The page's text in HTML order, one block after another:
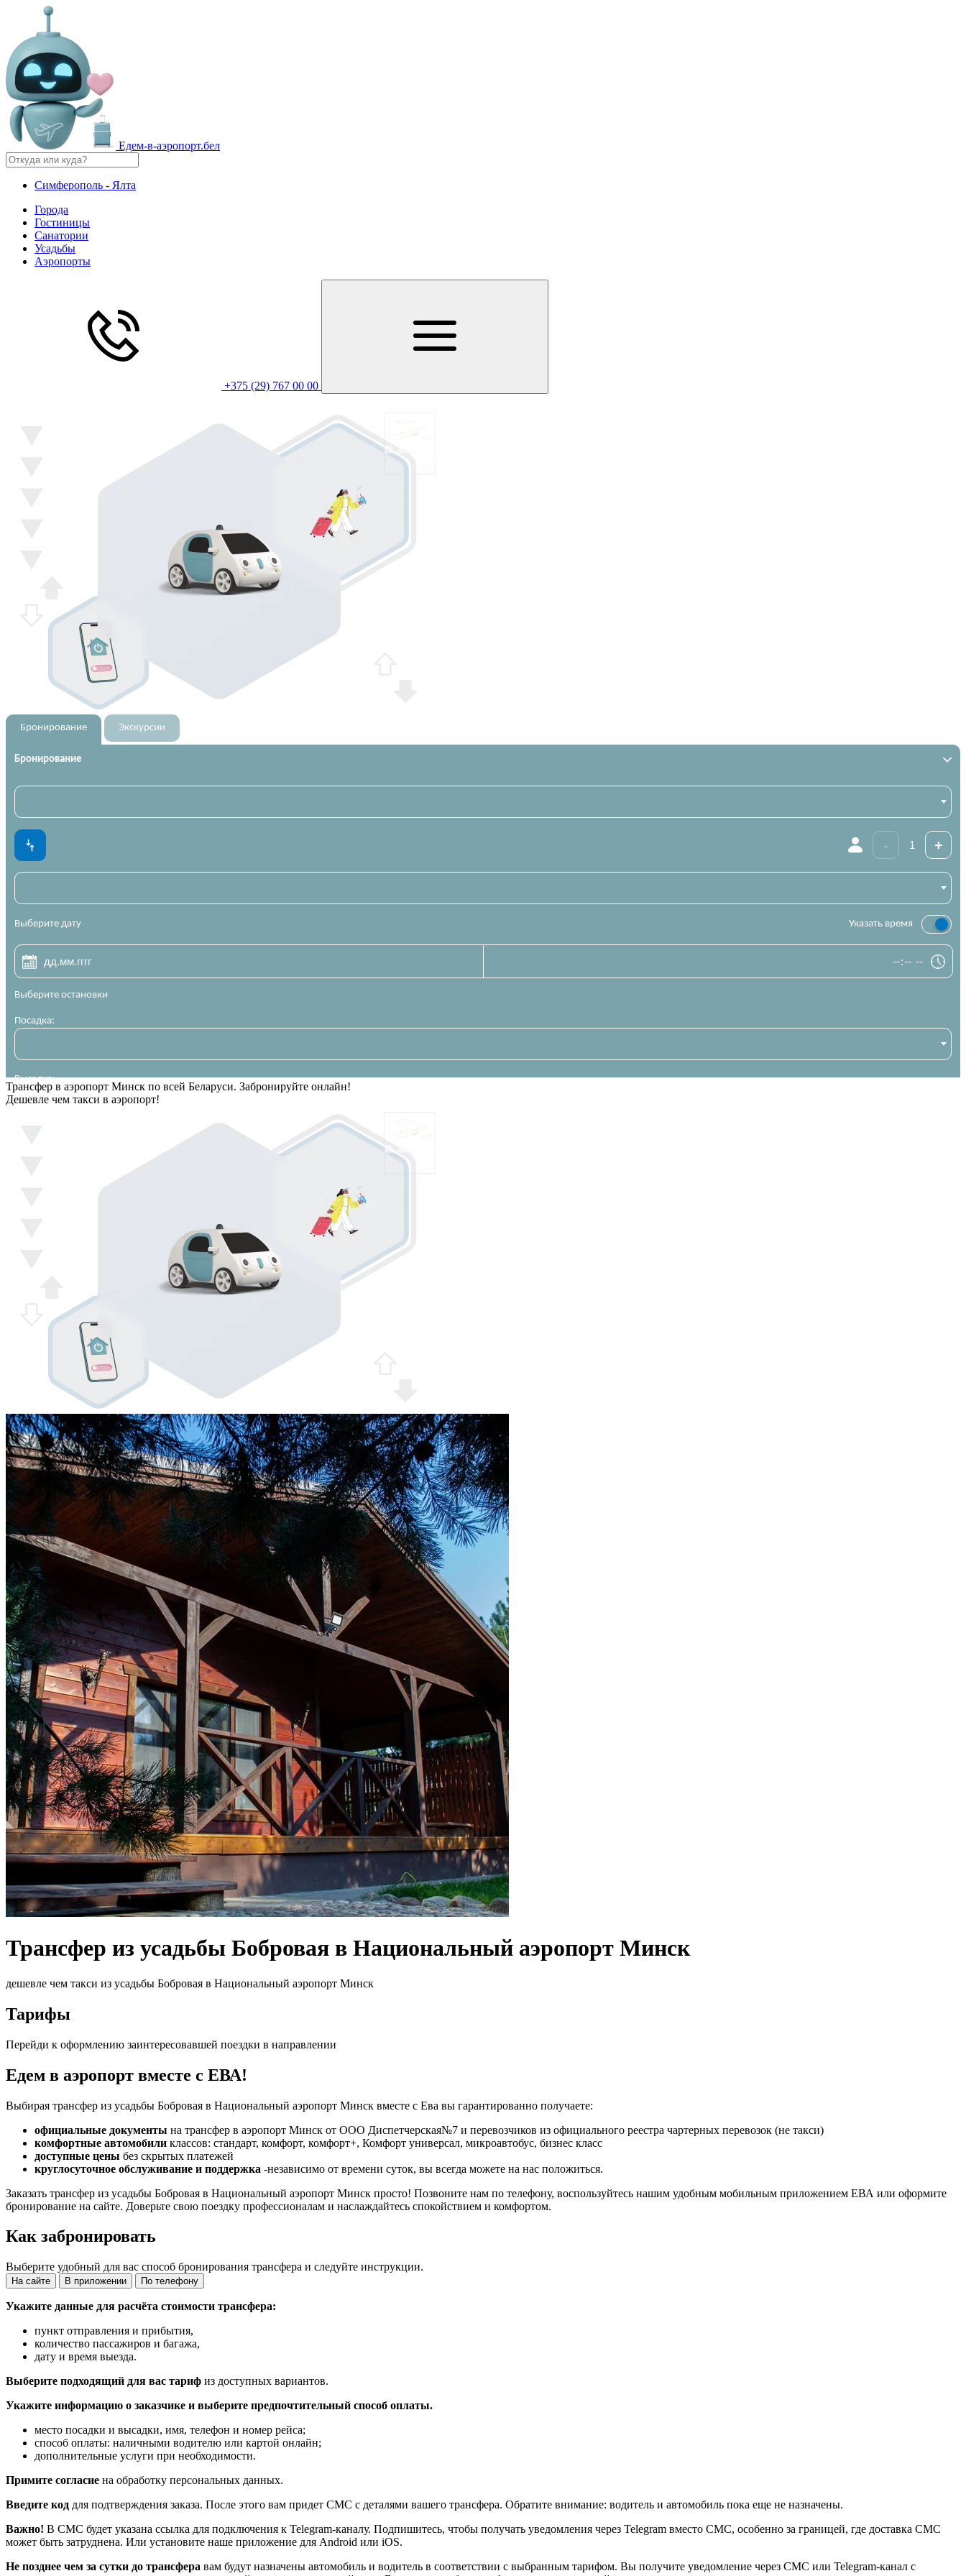
Едем-в-аэропорт.бел
Симферополь - Ялта
Города
Гостиницы
Санатории
Усадьбы
Аэропорты
+375 (29) 767 00 00
Трансфер в аэропорт Минск по всей Беларуси. Забронируйте онлайн!
Дешевле чем такси в аэропорт!
Трансфер из усадьбы Бобровая в Национальный аэропорт Минск
дешевле чем такси из усадьбы Бобровая в Национальный аэропорт Минск
Тарифы
Перейди к оформлению заинтересовавшей поездки в направлении
Едем в аэропорт вместе с ЕВА!
Выбирая трансфер из усадьбы Бобровая в Национальный аэропорт Минск вместе с Ева вы гарантированно получаете:
официальные документы на трансфер в аэропорт Минск от ООО Диспетчерская№7 и перевозчиков из официального реестра чартерных перевозок (не такси)
комфортные автомобили классов: стандарт, комфорт, комфорт+, Комфорт универсал, микроавтобус, бизнес класс
доступные цены без скрытых платежей
круглосуточное обслуживание и поддержка -независимо от времени суток, вы всегда можете на нас положиться.
Заказать трансфер из усадьбы Бобровая в Национальный аэропорт Минск просто! Позвоните нам по телефону, воспользуйтесь нашим удобным мобильным приложением ЕВА или оформите
бронирование на сайте. Доверьте свою поездку профессионалам и наслаждайтесь спокойствием и комфортом.
Как забронировать
Выберите удобный для вас способ бронирования трансфера и следуйте инструкции.
На сайте В приложении По телефону
Укажите данные для расчёта стоимости трансфера:
пункт отправления и прибытия,
количество пассажиров и багажа,
дату и время выезда.
Выберите подходящий для вас тариф из доступных вариантов.
Укажите информацию о заказчике и выберите предпочтительный способ оплаты.
место посадки и высадки, имя, телефон и номер рейса;
способ оплаты: наличными водителю или картой онлайн;
дополнительные услуги при необходимости.
Примите согласие на обработку персональных данных.
Введите код для подтверждения заказа. После этого вам придет СМС с деталями вашего трансфера. Обратите внимание: водитель и автомобиль пока еще не назначены.
Важно! В СМС будет указана ссылка для подключения к Telegram-каналу. Подпишитесь, чтобы получать уведомления через Telegram вместо СМС, особенно за границей, где доставка СМС
может быть затруднена. Или установите наше приложение для Android или iOS.
Не позднее чем за сутки до трансфера вам будут назначены автомобиль и водитель в соответствии с выбранным тарифом. Вы получите уведомление через СМС или Telegram-канал с